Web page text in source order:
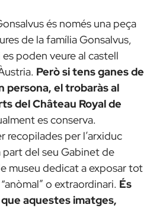
és només una peça
de la família Gonsalvus,
poden veure al castell
Però si tens ganes de
el trobaràs al
del Château Royal de
es conserva.
recopilades per l’arxiduc
part del seu Gabinet de
museu dedicat a exposar tot
o extraordinari. És
aquestes imatges,